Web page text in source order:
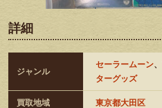
詳細
ジャンル
セーラームーン、
ターグッズ
買取地域 東京都大田区